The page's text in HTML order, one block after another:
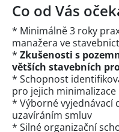
Co od Vás
* Minimálně 3 roky
manažera ve
* Zkušenosti s
větších stavebních
* Schopnost
pro jejich minimalizace
* Výborné vyjednávací
uzavíráním smluv
* Silné organizační